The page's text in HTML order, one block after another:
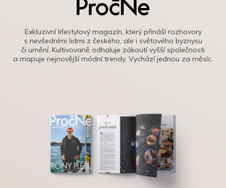
Exkluzivní lifestylový magazín, který přináší rozhovory
s nevšedními lidmi z českého, ale i světového byznysu
či umění. Kultivovaně odhaluje zákoutí vyšší společnosti
a mapuje nejnovější módní trendy. Vychází jednou za měsíc.